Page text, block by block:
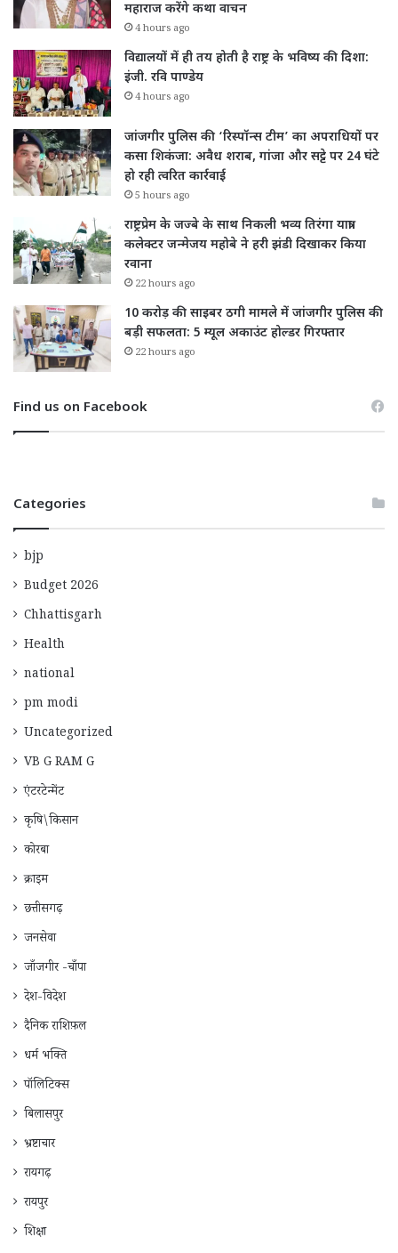
महाराज करेंगे कथा वाचन
4 hours ago
विद्यालयों में ही तय होती है राष्ट्र के भविष्य की दिशा:
इंजी. रवि पाण्डेय
4 hours ago
जांजगीर पुलिस की ‘रिस्पॉन्स टीम’ का अपराधियों पर
कसा शिकंजा: अवैध शराब, गांजा और सट्टे पर 24 घंटे
हो रही त्वरित कार्रवाई
5 hours ago
राष्ट्रप्रेम के जज्बे के साथ निकली भव्य तिरंगा यात्रा:
कलेक्टर जन्मेजय महोबे ने हरी झंडी दिखाकर किया
रवाना
22 hours ago
10 करोड़ की साइबर ठगी मामले में जांजगीर पुलिस की
बड़ी सफलता: 5 म्यूल अकाउंट होल्डर गिरफ्तार
22 hours ago
Find us on Facebook
Categories
bjp
Budget 2026
Chhattisgarh
Health
national
pm modi
Uncategorized
VB G RAM G
एंटरटेन्मेंट
कृषि\किसान
कोरबा
क्राइम
छत्तीसगढ़
जनसेवा
जाँजगीर -चाँपा
देश-विदेश
दैनिक राशिफ़ल
धर्म भक्ति
पॉलिटिक्स
बिलासपुर
भ्रष्टाचार
रायगढ़
रायपुर
शिक्षा